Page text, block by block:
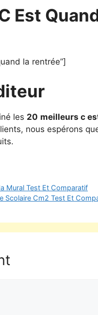
Est
la rentrée”]
les 20 meilleurs c
nous espérons
Mural Test Et Comparatif
Scolaire Cm2 Test Et